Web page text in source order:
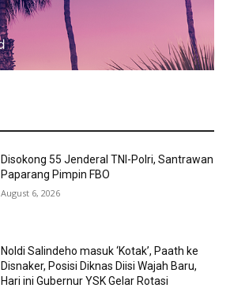
Disokong 55 Jenderal TNI-Polri, Santrawan
Paparang Pimpin FBO
August 6, 2026
Noldi Salindeho masuk ‘Kotak’, Paath ke
Disnaker, Posisi Diknas Diisi Wajah Baru,
Hari ini Gubernur YSK Gelar Rotasi